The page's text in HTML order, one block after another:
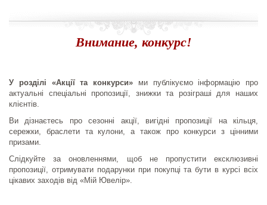
Внимание, конкурс!
У розділі «Акції та конкурси» ми публікуємо інформацію про
актуальні спеціальні пропозиції, знижки та розіграші для наших
клієнтів.
Ви дізнаєтесь про сезонні акції, вигідні пропозиції на кільця,
сережки, браслети та кулони, а також про конкурси з цінними
призами.
Слідкуйте за оновленнями, щоб не пропустити ексклюзивні
пропозиції, отримувати подарунки при покупці та бути в курсі всіх
цікавих заходів від «Мій Ювелір».